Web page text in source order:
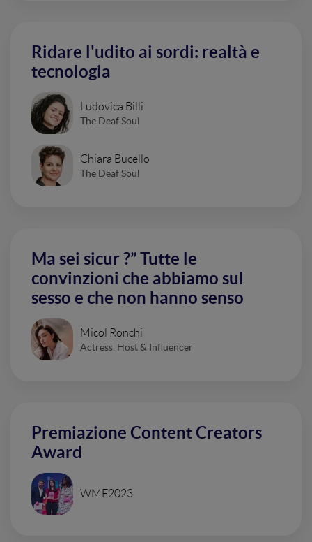
Ridare l'udito ai sordi: realtà e
tecnologia
Ludovica Billi
The Deaf Soul
Chiara Bucello
The Deaf Soul
Ma sei sicur ?” Tutte le
convinzioni che abbiamo sul
sesso e che non hanno senso
Micol Ronchi
Actress, Host & Influencer
Premiazione Content Creators
Award
WMF2023